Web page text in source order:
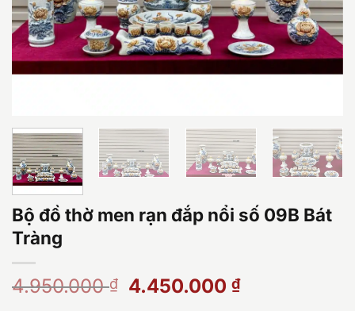
Bộ đồ thờ men rạn đắp nổi số 09B Bát
Tràng
4.950.000₫
Giá
4.450.000₫Giá